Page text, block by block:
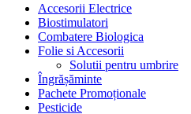
Accesorii Electrice
Biostimulatori
Combatere Biologica
Folie si Accesorii
Solutii pentru umbrire
Îngrășăminte
Pachete Promoționale
Pesticide